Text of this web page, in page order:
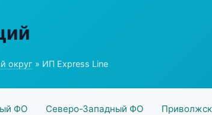
округ » ИП Express Line
ФО Северо-Западный ФО